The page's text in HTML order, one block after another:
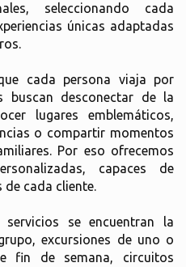
seleccionando cada
únicas adaptadas
cada persona viaja por
buscan desconectar de la
lugares emblemáticos,
o compartir momentos
Por eso ofrecemos
capaces de
de cada cliente.
servicios se encuentran la
excursiones de uno o
fin de semana, circuitos